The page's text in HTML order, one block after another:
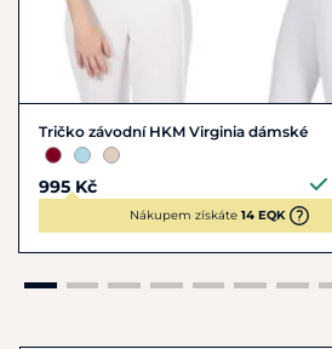
Tričko závodní HKM Virginia dámské
995 Kč
Nákupem získáte14 EQK